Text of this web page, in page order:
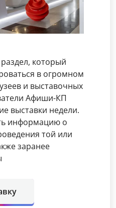
который
в огромном
и выставочных
Афиши-КП
выставки недели.
информацию о
той или
заранее